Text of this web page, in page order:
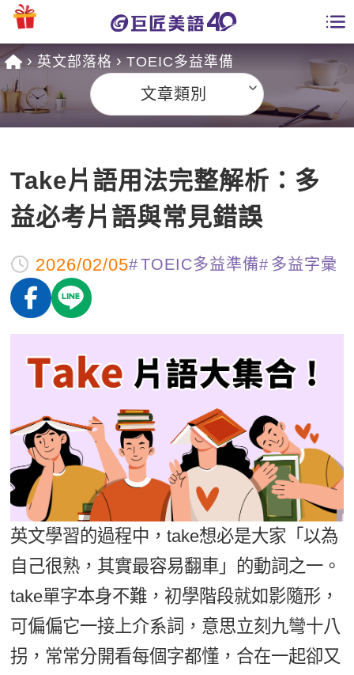
課程總覽
英文課程總表
英文會話
商用英文
英文檢定
IELTS 雅思課程
GEPT 全民英檢課程
TOEFL 托福課程
自然發音
英文聽力養成
開口溜英文
旅遊英文
基礎字彙
情境閱讀
英文文法技巧
英文寫作
Cengage TED Talks
特色課程
主題課程
英語俱樂部
ECAM
Let's Talk
線上真人
日語
韓語
西班牙語
外語即時通
兒童美語
更多
一對一家教
企業訓練
點讀筆教材
數位學習教材
全國分校
英文部落格
影音學英文
師資團隊
學習分享
學員故事
學員讚出來
活動花絮
校園贊助
企業服務
學員專區
Recruiting
英文部落格 TOEIC多益準備
文章類別
Take片語用法完整解析：多
益必考片語與常見錯誤
2026/02/05 TOEIC多益準備 多益字彙
英文學習的過程中，take想必是大家「以為
自己很熟，其實最容易翻車」的動詞之一。
take單字本身不難，初學階段就如影隨形，
可偏偏它一接上介系詞，意思立刻九彎十八
拐，常常分開看每個字都懂，合在一起卻又